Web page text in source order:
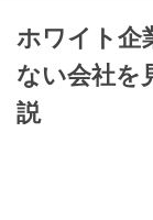
ホワイト企
ない会社を
説